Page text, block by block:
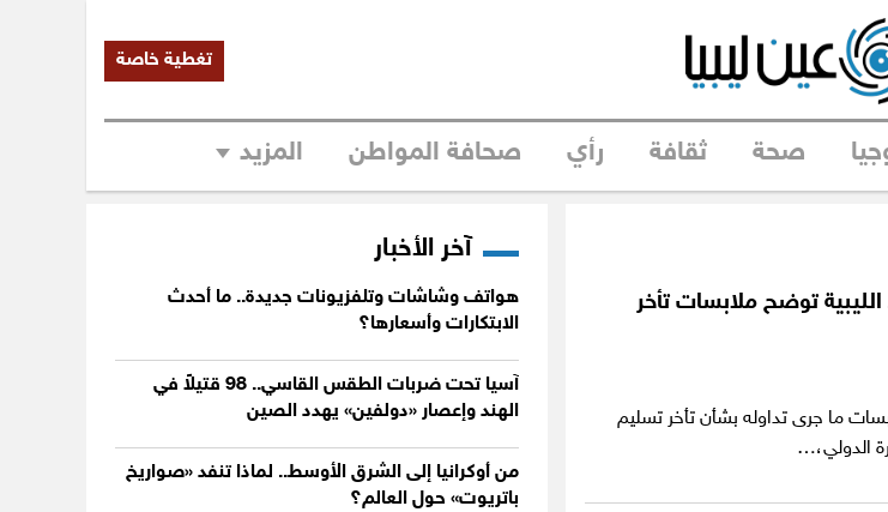
تغطية خاصة
صحة ثقافة رأي صحافة المواطن المزيد
توضح ملابسات تأخر
ما جرى تداوله بشأن تأخر تسليم
الدولي،…
آخر الأخبار
هواتف وشاشات وتلفزيونات جديدة.. ما أحدث
الابتكارات وأسعارها؟
آسيا تحت ضربات الطقس القاسي.. 98 قتيلاً في
الهند وإعصار «دولفين» يهدد الصين
من أوكرانيا إلى الشرق الأوسط.. لماذا تنفد «صواريخ
باتريوت» حول العالم؟